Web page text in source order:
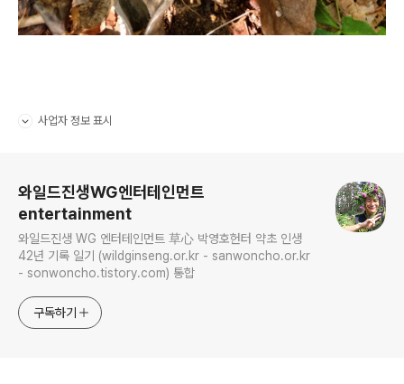
사업자 정보 표시
와일드진생WG엔터테인먼트
entertainment
와일드진생 WG 엔터테인먼트 草心 박영호헌터 약초 인생
42년 기록 일기 (wildginseng.or.kr - sanwoncho.or.kr
- sonwoncho.tistory.com) 통합
구독하기